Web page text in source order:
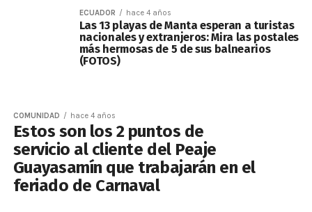
ECUADOR hace 4 años
Las 13 playas de Manta esperan a turistas
nacionales y extranjeros: Mira las postales
más hermosas de 5 de sus balnearios
(FOTOS)
COMUNIDAD hace 4 años
Estos son los 2 puntos de
servicio al cliente del Peaje
Guayasamín que trabajarán en el
feriado de Carnaval